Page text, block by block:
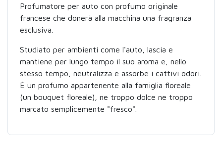
Profumatore per auto con profumo originale
francese che donerà alla macchina una fragranza
esclusiva.
Studiato per ambienti come l'auto, lascia e
mantiene per lungo tempo il suo aroma e, nello
stesso tempo, neutralizza e assorbe i cattivi odori.
È un profumo appartenente alla famiglia floreale
(un bouquet floreale), ne troppo dolce ne troppo
marcato semplicemente "fresco".